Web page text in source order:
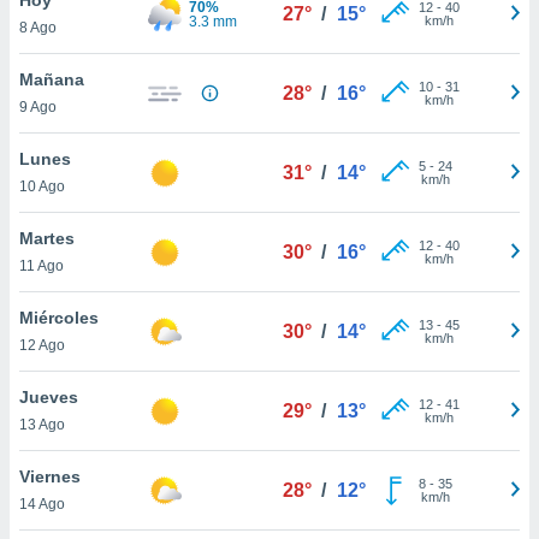
y
en
más
de
8 Ago
70%
3.3 mm
27° / 15° 12- 40
km/h
Mañana
9 Ago
28° / 16° 10- 31
km/h
Lunes
10 Ago
31° / 14° 5- 24
km/h
Martes
11 Ago
30° / 16° 12- 40
km/h
Miércoles
12 Ago
30° / 14° 13- 45
km/h
Jueves
13 Ago
29° / 13° 12- 41
km/h
Viernes
14 Ago
28° / 12° 8- 35
km/h